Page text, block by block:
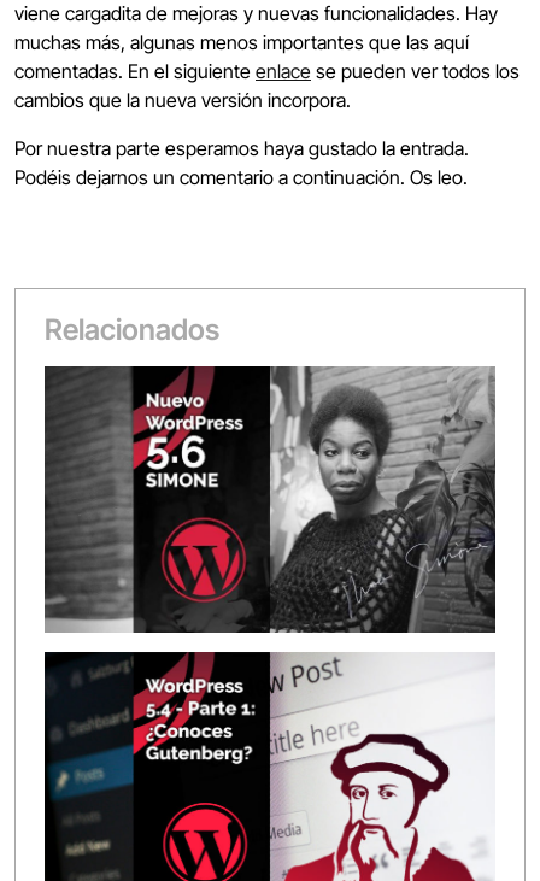
viene cargadita de mejoras y nuevas funcionalidades. Hay
muchas más, algunas menos importantes que las aquí
comentadas. En el siguiente enlace se pueden ver todos los
cambios que la nueva versión incorpora.
Por nuestra parte esperamos haya gustado la entrada.
Podéis dejarnos un comentario a continuación. Os leo.